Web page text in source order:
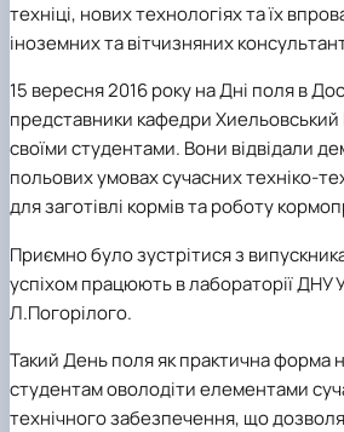
техніці, нових технологіях та їх
іноземних та вітчизняних
15 вересня 2016 року на Дні поля в
представники кафедри Хиельовський
своїми студентами. Вони відвідали
польових умовах сучасних техніко-
для заготівлі кормів та роботу
Приємно було зустрітися з
успіхомпрацюють в лабораторії ДНУ
Л.Погорілого.
ТакийДень поляяк практична форма
студентам оволодіти елементами
технічного забезпечення, що